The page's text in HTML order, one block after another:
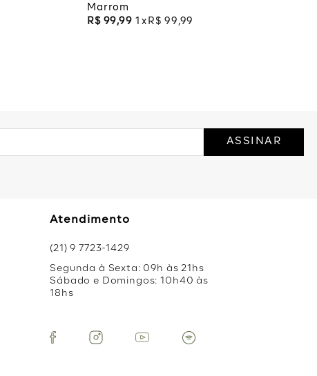
Marrom
R$ 99,99 1 R$ 99 ,99
ASSINAR
Atendimento
(21) 9 7723-1429
Segunda à Sexta: 09h às 21hs
Sábado e Domingos: 10h40 às
18hs